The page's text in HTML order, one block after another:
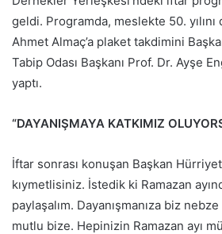
geldi. Programda, meslekte 50.
Ahmet Almaç’a plaket takdimini
Tabip Odası Başkanı Prof. Dr. Ayşe
yaptı.
“DAYANIŞMAYA KATKIMIZ
İftar sonrası konuşan Başkan
kıymetlisiniz. İstedik ki Ramazan
paylaşalım. Dayanışmanıza biz
mutlu bize. Hepinizin Ramazan ayı